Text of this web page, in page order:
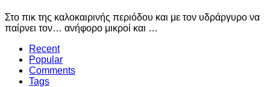
Στο πικ της καλοκαιρινής περιόδου και με τον υδράργυρο να
παίρνει τον… ανήφορο μικροί και …
Recent
Popular
Comments
Tags